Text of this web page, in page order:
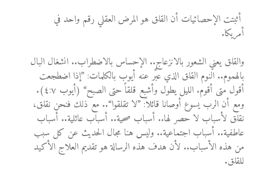
أثبتت الإحصائيات أن القلق هو المرض العقلي رقم واحد في
أمريكا.
والقلق يعني الشعور بالانزعاج.. الإحساس بالاضطراب.. انشغال البال
بالهموم.. النوم القلق الذي عبَّر عنه أيوب بالكلمات: ”إذا اضطجعت
أقول متى أقوم. الليل يطول وأشبع قلقاً حتى الصبح“ (أيوب ٤:٧).
ومع أن الرب يسوع أوصانا قائلاً: ”لا تقلقوا“.. مع ذلك فنحن نقلق،
نقلق لأسباب لا حصر لها.. أسباب صحية.. أسباب عائلية.. أسباب
عاطفية.. أسباب اجتماعية.. وليس هنا مجال الحديث عن كل سبب
من هذه الأسباب.. لأن هدف هذه الرسالة هو تقديم العلاج الأكيد
للقلق.